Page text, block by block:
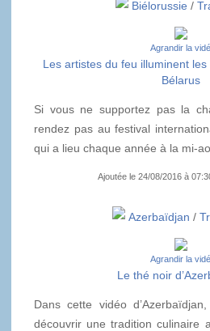
Biélorussie /
Agrandir la
Les artistes du feu illuminent
Bélarus
Si vous ne supportez pas la
rendez pas au festival
qui a lieu chaque année à la mi-
Ajoutée le 24/08/2016 à
Azerbaïdjan /
Agrandir la
Le thé noir
Dans cette vidéo
découvrir une tradition culinaire